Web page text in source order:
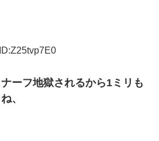
ID:Z25tvp7E0
ーフ地獄されるから1ミリも
、